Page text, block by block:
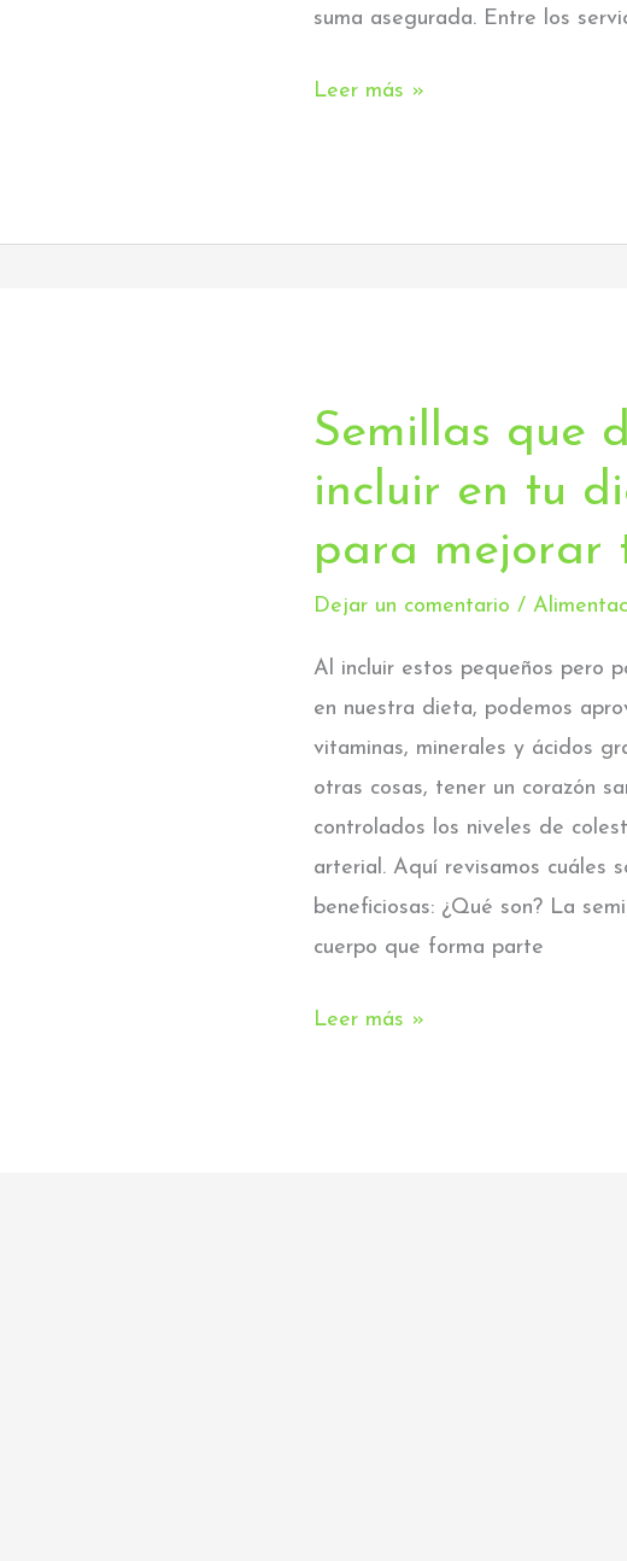
suma asegurada. Entre los
Leer más »
Semillas que
incluir en tu
para mejorar
Dejar un comentario /
Al incluir estos pequeños pero
en nuestra dieta, podemos
vitaminas, minerales y ácidos
otras cosas, tener un corazón
controlados los niveles de
arterial. Aquí revisamos cuáles
beneficiosas: ¿Qué son? La
cuerpo que forma parte
Semillas
deberías
incluir
dieta
para
mejorar
tu
salud
Leer más »